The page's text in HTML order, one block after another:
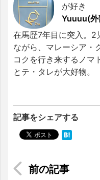
が好き
Yuuuu(外
在馬歴7年目に突入。2
ながら、マレーシア・
コクを行き来するノマ
とテ・タレが大好物。
記事をシェアする
【コスvsアパート